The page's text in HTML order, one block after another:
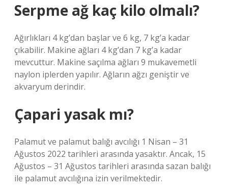
Serpme ağ kaç kilo olmalı?
Ağırlıkları 4 kg’dan başlar ve 6 kg, 7 kg’a kadar
çıkabilir. Makine ağları 4 kg’dan 7 kg’a kadar
mevcuttur. Makine saçılma ağları 9 mukavemetli
naylon iplerden yapılır. Ağların ağzı geniştir ve
akvaryum derindir.
Çapari yasak mı?
Palamut ve palamut balığı avcılığı 1 Nisan – 31
Ağustos 2022 tarihleri ​​arasında yasaktır. Ancak, 15
Ağustos – 31 Ağustos tarihleri ​​arasında sazan balığı
ile palamut avcılığına izin verilmektedir.